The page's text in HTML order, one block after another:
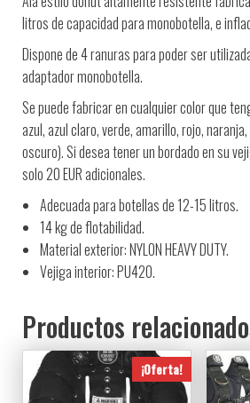
litros de capacidad para monobotella, e
Dispone de 4 ranuras para poder ser
adaptador monobotella.
Se puede fabricar en cualquier color que
azul, azul claro, verde, amarillo, rojo,
oscuro). Si desea tener un bordado en su
solo 20 EUR adicionales.
Adecuada para botellas de 12-15 litros.
14 kg de flotabilidad.
Material exterior: NYLON HEAVY DUTY.
Vejiga interior: PU420.
Productos
¡Oferta!